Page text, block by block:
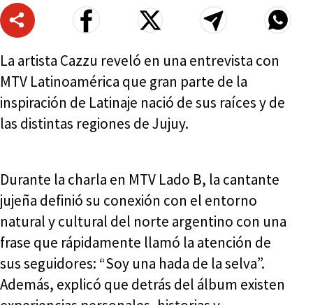
La artista Cazzu reveló en una entrevista con
MTV Latinoamérica que gran parte de la
inspiración de Latinaje nació de sus raíces y de
las distintas regiones de Jujuy.
Durante la charla en MTV Lado B, la cantante
jujeña definió su conexión con el entorno
natural y cultural del norte argentino con una
frase que rápidamente llamó la atención de
sus seguidores: “Soy una hada de la selva”.
Además, explicó que detrás del álbum existen